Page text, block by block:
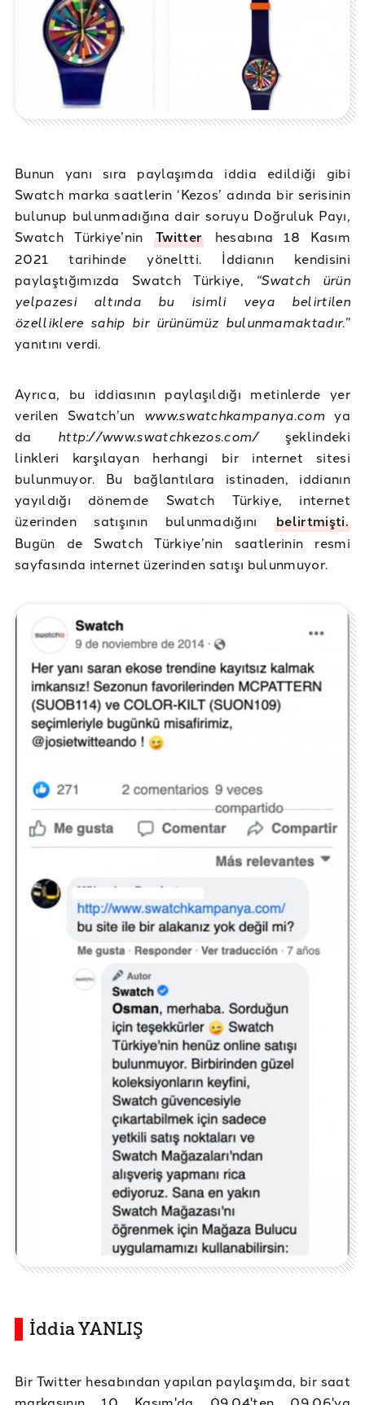
Bunun yanı sıra paylaşımda iddia edildiği gibi
Swatch marka saatlerin ‘Kezos’ adında bir serisinin
bulunup bulunmadığına dair soruyu Doğruluk Payı,
Swatch Türkiye’ninTwitter hesabına 18 Kasım
2021 tarihinde yöneltti. İddianın kendisini
paylaştığımızda Swatch Türkiye, “Swatch ürün
yelpazesi altında bu isimli veya belirtilen
özelliklere sahip bir ürünümüz bulunmamaktadır.”
yanıtını verdi.
Ayrıca, bu iddiasının paylaşıldığı metinlerde yer
verilen Swatch’un www.swatchkampanya.comya
da http://www.swatchkezos.com/ şeklindeki
linkleri karşılayan herhangi bir internet sitesi
bulunmuyor. Bu bağlantılara istinaden, iddianın
yayıldığı dönemde Swatch Türkiye, internet
üzerinden satışının bulunmadığınıbelirtmişti.
Bugün de Swatch Türkiye’nin saatlerinin resmi
sayfasında internet üzerinden satışı bulunmuyor.
İddia YANLIŞ
Bir Twitter hesabından yapılan paylaşımda, bir saat